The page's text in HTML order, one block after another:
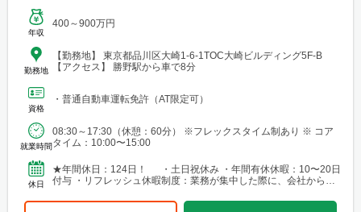
年収
400～900万円
勤務地
【勤務地】 東京都品川区大崎1-6-1TOC大崎ビルディング5F-B
【アクセス】 勝野駅から車で8分
資格
・普通自動車運転免許（AT限定可）
就業時間
08:30～17:30（休憩：60分） ※フレックスタイム制あり ※ コア
タイム：10:00〜15:00
休日
★年間休⽇：124⽇！ ・⼟⽇祝休み ・年間有休休暇：10〜20⽇
付与 ・リフレッシュ休暇制度：業務が集中した際に、会社から特